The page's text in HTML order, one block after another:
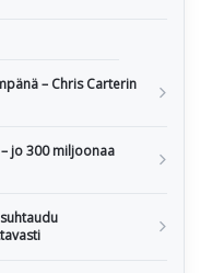
– Chris Carterin
jo 300 miljoonaa